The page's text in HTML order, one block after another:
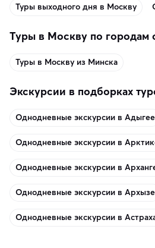
Туры выходного дня в Москву
Туры в Москву по городам
Туры в Москву из Минска
Экскурсии в подборках
Однодневные экскурсии в Адыгее
Однодневные экскурсии в
Однодневные экскурсии в
Однодневные экскурсии в Архызе
Однодневные экскурсии в